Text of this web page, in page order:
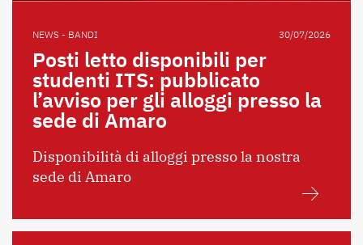
NEWS - BANDI 30/07/2026
Posti letto disponibili per
studenti ITS: pubblicato
l’avviso per gli alloggi presso la
sede di Amaro
Disponibilità di alloggi presso la nostra
sede di Amaro